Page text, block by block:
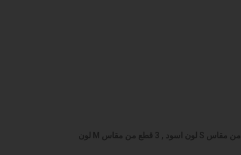
الرجاء كتابة كم قطعة تريد من كل مقاس و لون (مثال : 2 قطعة من مقاس S لون اسود , 3 قطع من مقاس M لون